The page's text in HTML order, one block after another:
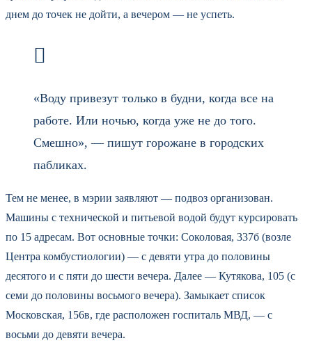
днем до точек не дойти, а вечером — не успеть.
«Воду привезут только в будни, когда все на
работе. Или ночью, когда уже не до того.
Смешно», — пишут горожане в городских
пабликах.
Тем не менее, в мэрии заявляют — подвоз организован.
Машины с технической и питьевой водой будут курсировать
по 15 адресам. Вот основные точки: Соколовая, 337б (возле
Центра комбустиологии) — с девяти утра до половины
десятого и с пяти до шести вечера. Далее — Кутякова, 105 (с
семи до половины восьмого вечера). Замыкает список
Московская, 156в, где расположен госпиталь МВД, — с
восьми до девяти вечера.